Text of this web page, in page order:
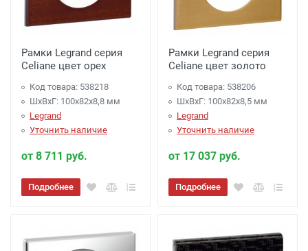
Рамки Legrand серия
Celiane цвет орех
Код товара: 538218
ШхВхГ: 100x82x8,8 мм
Legrand
Уточнить наличие
от 8 711 руб.
Подробнее
Рамки Legrand серия
Celiane цвет золото
Код товара: 538206
ШхВхГ: 100x82x8,5 мм
Legrand
Уточнить наличие
от 17 037 руб.
Подробнее